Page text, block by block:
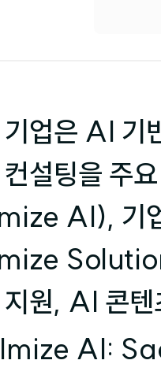
기업은 AI 기
설팅을 주
AI), 기업
원, AI 콘텐
AI: